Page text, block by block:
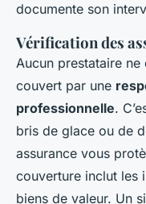
documente son
Vérification des
Aucun prestataire
couvert par une
professionnelle.
bris de glace ou de
assurance vous
couverture inclut les
biens de valeur. Un